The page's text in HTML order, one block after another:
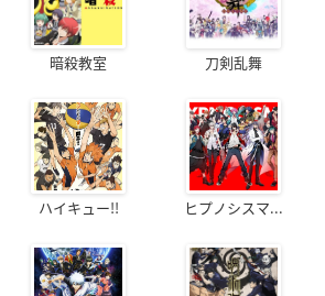
暗殺教室 刀剣乱舞
ハイキュー!! ヒプノシスマ...